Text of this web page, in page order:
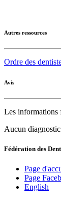
Autres ressources
Ordre des
Avis
Les informations
Aucun
Fédération des
Page
Page
English